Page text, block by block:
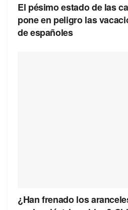
El pésimo estado de las
pone en peligro las
de españoles
¿Han frenado los